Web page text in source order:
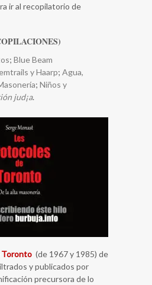
ir al recopilatorio de
; Blue Beam
y Haarp; ​Agua,
; Niños y
jud¡a.
Toronto (de 1967 y 1985) de
y publicados por
precursora de lo